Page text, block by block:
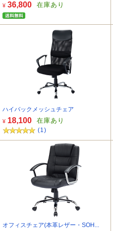
¥ 36,800 在庫あり
ハイバックメッシュチェア
¥ 18,100 在庫あり
(1)
オフィスチェア(本革レザー・SOH...